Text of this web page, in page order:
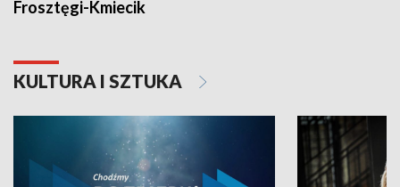
Frosztęgi-Kmiecik
KULTURA I SZTUKA